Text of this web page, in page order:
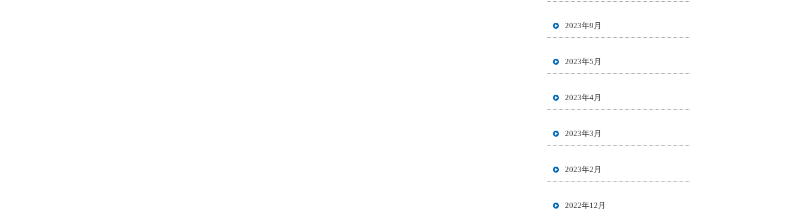
2023年9月
2023年5月
2023年4月
2023年3月
2023年2月
2022年12月